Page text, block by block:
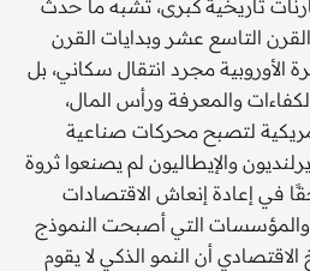
تاريخية كبرى، تشبه ما حدث
التاسع عشر وبدايات القرن
الأوروبية مجرد انتقال سكاني، بل
والمعرفة ورأس المال،
لتصبح محركات صناعية
والإيطاليون لم يصنعوا ثروة
في إعادة إنعاش الاقتصادات
والمؤسسات التي أصبحت النموذج
الاقتصادي أن النمو الذكي لا يقوم